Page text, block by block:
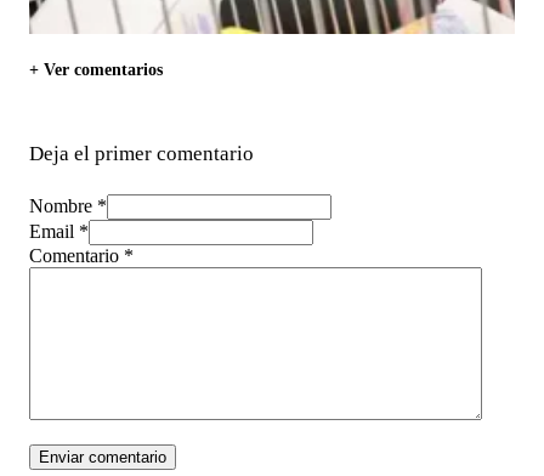
+ Ver comentarios
Deja el primer comentario
Nombre *
Email *
Comentario *